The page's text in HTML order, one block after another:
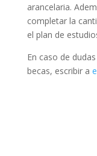
arancelaria.
completar la
el plan de
En caso de
becas, escribir a